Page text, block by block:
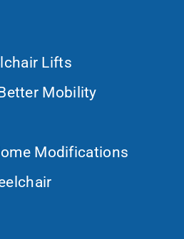
Lifts
Mobility
Modifications